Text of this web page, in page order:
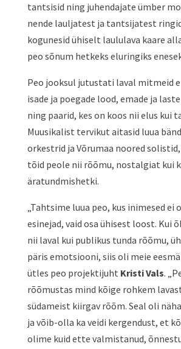
tantsisid ning juhendajate ümber
nende lauljatest ja tantsijatest
kogunesid ühiselt laululava kaare
peo sõnum hetkeks eluringiks
Peo jooksul jutustati laval mitmeid
isade ja poegade lood, emade ja
ning paarid, kes on koos nii elus kui
Muusikalist tervikut aitasid luua
orkestrid ja Võrumaa noored
tõid peole nii rõõmu, nostalgiat kui
äratundmishetki.
„Tahtsime luua peo, kus inimesed
esinejad, vaid osa ühisest loost. Kui
nii laval kui publikus tunda rõõmu,
päris emotsiooni, siis oli meie
ütles peo projektijuht Kristi Vals.
rõõmustas mind kõige rohkem
südameist kiirgav rõõm. Seal oli
ja võib-olla ka veidi kergendust, et
olime kuid ette valmistanud,